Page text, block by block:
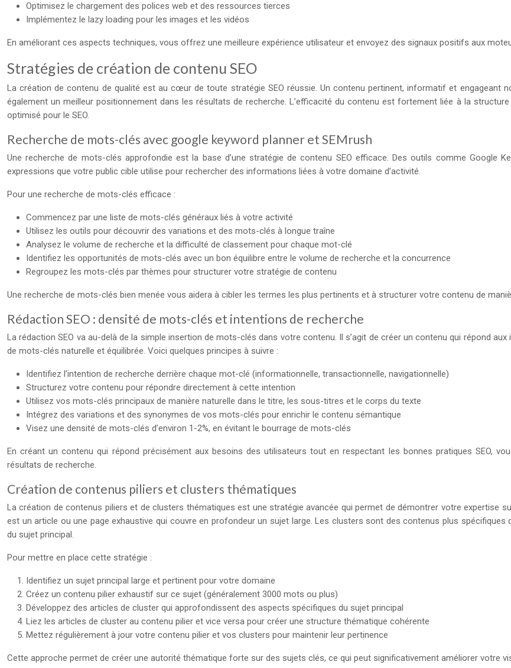
Optimisez le chargement des polices web et des ressources tierces
Implémentez le lazy loading pour les images et les vidéos
En améliorant ces aspects techniques, vous offrez une meilleure expérience utilisateur et envoyez des signaux positifs aux
Stratégies de création de contenu SEO
La création de contenu de qualité est au cœur de toute stratégie SEO réussie. Un contenu pertinent, informatif et engageant
également un meilleur positionnement dans les résultats de recherche. L’efficacité du contenu est fortement liée à la
optimisé pour le SEO.
Recherche de mots-clés avec google keyword planner et SEMrush
Une recherche de mots-clés approfondie est la base d’une stratégie de contenu SEO efficace. Des outils comme Google
expressions que votre public cible utilise pour rechercher des informations liées à votre domaine d’activité.
Pour une recherche de mots-clés efficace :
Commencez par une liste de mots-clés généraux liés à votre activité
Utilisez les outils pour découvrir des variations et des mots-clés à longue traîne
Analysez le volume de recherche et la difficulté de classement pour chaque mot-clé
Identifiez les opportunités de mots-clés avec un bon équilibre entre le volume de recherche et la concurrence
Regroupez les mots-clés par thèmes pour structurer votre stratégie de contenu
Une recherche de mots-clés bien menée vous aidera à cibler les termes les plus pertinents et à structurer votre contenu de
Rédaction SEO : densité de mots-clés et intentions de recherche
La rédaction SEO va au-delà de la simple insertion de mots-clés dans votre contenu. Il s’agit de créer un contenu qui répond
de mots-clés naturelle et équilibrée. Voici quelques principes à suivre :
Identifiez l’intention de recherche derrière chaque mot-clé (informationnelle, transactionnelle, navigationnelle)
Structurez votre contenu pour répondre directement à cette intention
Utilisez vos mots-clés principaux de manière naturelle dans le titre, les sous-titres et le corps du texte
Intégrez des variations et des synonymes de vos mots-clés pour enrichir le contenu sémantique
Visez une densité de mots-clés d’environ 1-2%, en évitant le bourrage de mots-clés
En créant un contenu qui répond précisément aux besoins des utilisateurs tout en respectant les bonnes pratiques SEO,
résultats de recherche.
Création de contenus piliers et clusters thématiques
La création de contenus piliers et de clusters thématiques est une stratégie avancée qui permet de démontrer votre expertise
est un article ou une page exhaustive qui couvre en profondeur un sujet large. Les clusters sont des contenus plus
du sujet principal.
Pour mettre en place cette stratégie :
Identifiez un sujet principal large et pertinent pour votre domaine
Créez un contenu pilier exhaustif sur ce sujet (généralement 3000 mots ou plus)
Développez des articles de cluster qui approfondissent des aspects spécifiques du sujet principal
Liez les articles de cluster au contenu pilier et vice versa pour créer une structure thématique cohérente
Mettez régulièrement à jour votre contenu pilier et vos clusters pour maintenir leur pertinence
Cette approche permet de créer une autorité thématique forte sur des sujets clés, ce qui peut significativement améliorer votre